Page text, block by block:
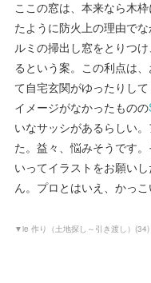
ここの窓は、本来なら木
たように防火上の理由で
ルミの掃出し窓をとりつ
るという案。この利点は
て自宅玄関がゆったりし
イメージがなかったものの
いなサッシがあるらしい
た。益々、悩みそうです
いってイラストをお願い
ん。プロとはいえ、かっ
▼ie 作り（土地探し～引き渡し） (34)